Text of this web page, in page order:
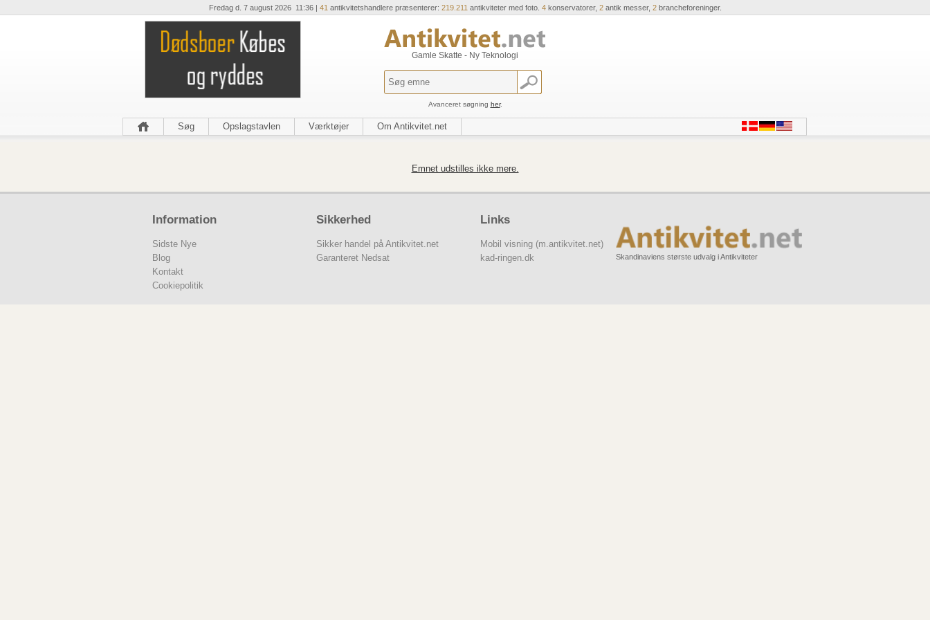
Fredag d. 7 august 2026 11:36 | 41 antikvitetshandlere præsenterer: 219.211 antikviteter med foto. 4konservatorer, 2antik messer, 2brancheforeninger.
Gamle Skatte - Ny Teknologi
Avanceret søgning her.
Søg Opslagstavlen Værktøjer Om Antikvitet.net
Emnet udstilles ikke mere.
Information
Sidste Nye
Blog
Kontakt
Cookiepolitik
Sikkerhed
Sikker handel på Antikvitet.net
Garanteret Nedsat
Links
Mobil visning (m.antikvitet.net)
kad-ringen.dk
Skandinaviens største udvalg i Antikviteter